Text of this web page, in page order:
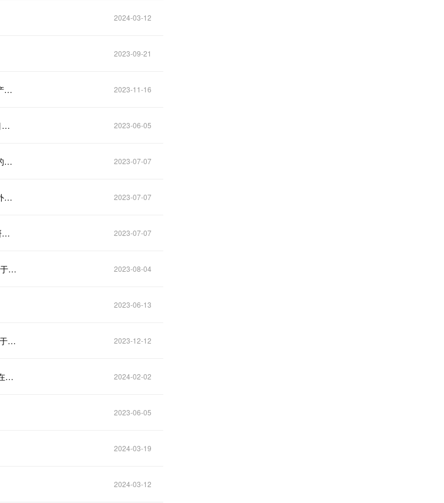
2024-03-12
2023-09-21
富信科技(688662.SH)：目前公司应用于400G高速光模块的Micro TEC处于产品开发阶段 2023-11-16
富信科技（688662.SH）：公司“车载激光雷达应用TEC产品研发”的在研项目处于方案验证阶段 2023-06-05
富信科技（688662.SH）：未来公司将继续推进智能穿戴、宠物消费等领域的进程 2023-07-07
富信科技（688662.SH）：公司的智能穿戴空调可以解决高温、固定场所户外工作者的降温需求 2023-07-07
富信科技（688662.SH）：目前公司“车载激光雷达应用TEC产品研发”的在研项目处于方案验证阶段 2023-07-07
富信科技(688662.SH)：公司生产的Micro TEC产品已与国外友商同类产品处于同一水平区间 2023-08-04
2023-06-13
富信科技(688662.SH)：目前“车载激光雷达应用TEC产品研发”的在研项目处于开发验证阶段 2023-12-12
富信科技(688662.SH)：目前公司应用于高速光模块的MicroTEC产品研发正在推进中 2024-02-02
2023-06-05
2024-03-19
2024-03-12